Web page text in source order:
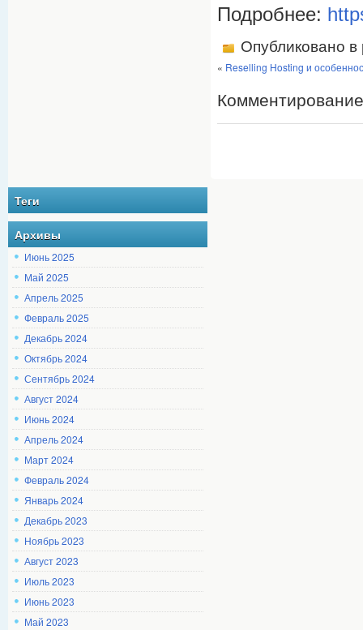
Подробнее:
Опубликовано
« Reselling Hosting и
Теги
Архивы
Июнь 2025
Май 2025
Апрель 2025
Февраль 2025
Декабрь 2024
Октябрь 2024
Сентябрь 2024
Август 2024
Июнь 2024
Апрель 2024
Март 2024
Февраль 2024
Январь 2024
Декабрь 2023
Ноябрь 2023
Август 2023
Июль 2023
Июнь 2023
Май 2023